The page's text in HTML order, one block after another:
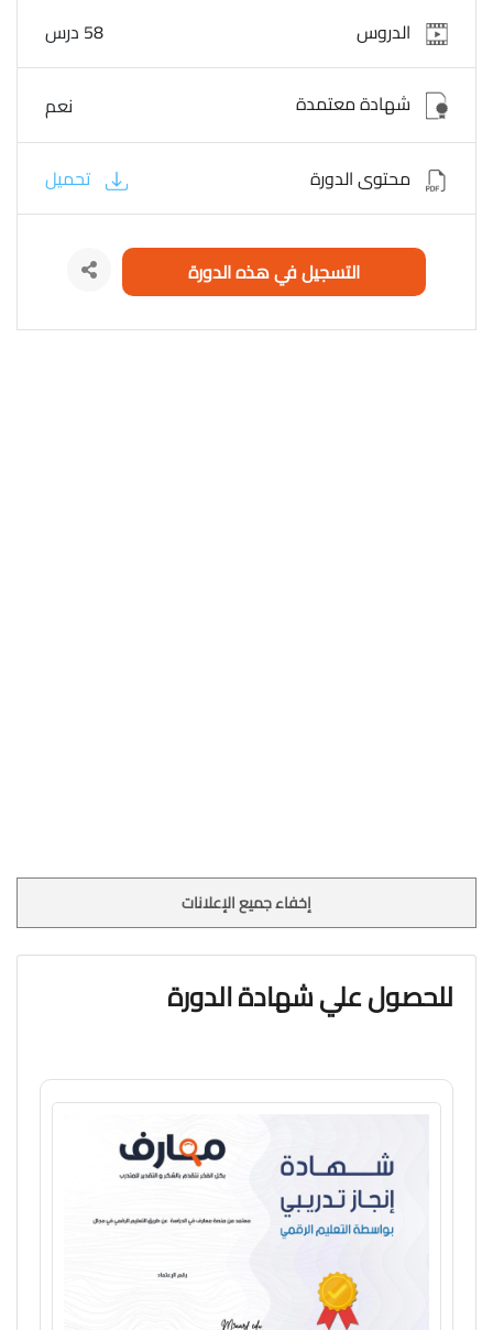
الدروس 58 درس
شهادة معتمدة نعم
محتوى الدورة تحميل
التسجيل في هذه الدورة
إخفاء جميع الإعلانات
للحصول علي شهادة الدورة